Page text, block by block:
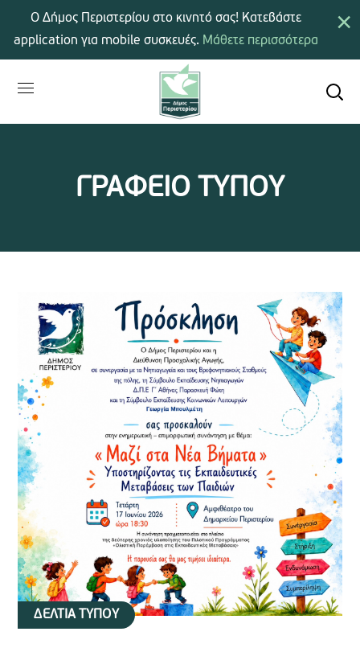
ΓΡΑΦΕΙΟ ΤΥΠΟΥ
ΔΕΛΤΙΑ ΤΥΠΟΥ
×
Ο Δήμος Περιστερίου στο κινητό σας! Κατεβάστε
application για mobile συσκευές. Μάθετε περισσότερα